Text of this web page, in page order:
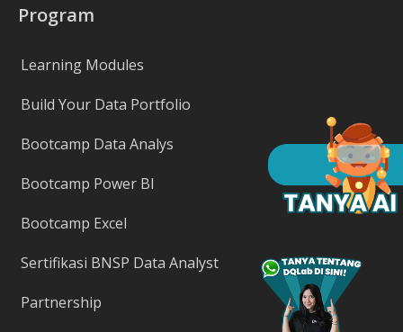
Program
Learning Modules
Build Your Data Portfolio
Bootcamp Data Analys
Bootcamp Power BI
Bootcamp Excel
Sertifikasi BNSP Data Analyst
Partnership